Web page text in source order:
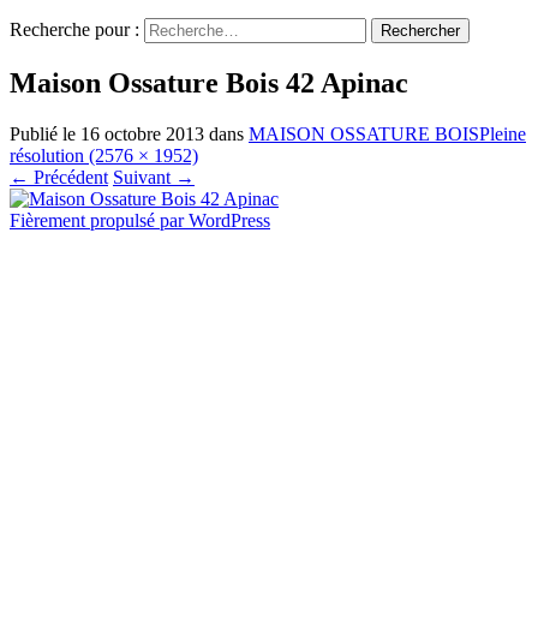
Recherche pour :
Maison Ossature Bois 42 Apinac
Publié le 16 octobre 2013 dans MAISON OSSATURE BOISPleine
résolution (2576 × 1952)
← Précédent Suivant →
Fièrement propulsé par WordPress